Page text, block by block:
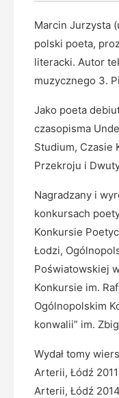
Marcin Jurzysta
polski poeta,
literacki. Autor
muzycznego 3.
Jako poeta
czasopisma
Studium, Czasie
Przekroju i
Nagradzany i
konkursach
Konkursie
Łodzi,
Poświatowskiej
Konkursie im.
Ogólnopolskim
konwalii” im.
Wydał tomy
Arterii, Łódź
Arterii, Łódź